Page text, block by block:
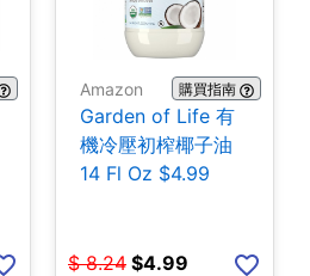
Amazon 購買指南
Garden of Life 有
機冷壓初榨椰子油
14 Fl Oz $4.99
$ 8.24 $4.99